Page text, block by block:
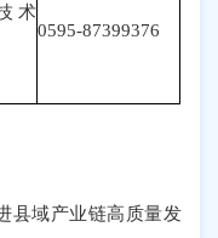
术
0595-87399376
县域产业链高质量发